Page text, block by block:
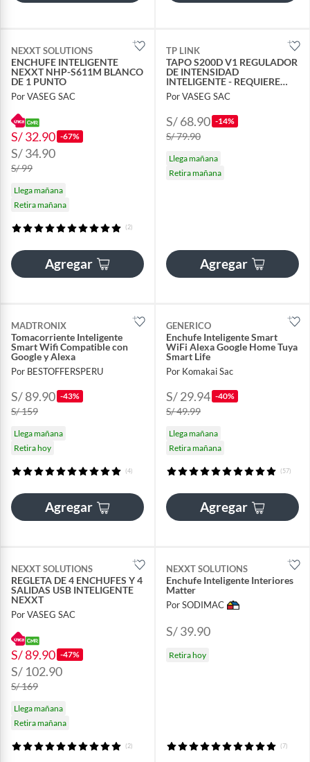
NEXXT SOLUTIONS
ENCHUFE INTELIGENTE
NEXXT NHP-S611M BLANCO
DE 1 PUNTO
Por VASEG SAC
S/ 32.90 -67%
S/ 34.90
S/ 99
Llega mañana
Retira mañana
(2)
Agregar
TP LINK
TAPO S200D V1 REGULADOR
DE INTENSIDAD
INTELIGENTE - REQUIERE
HUB
Por VASEG SAC
S/ 68.90 -14%
S/ 79.90
Llega mañana
Retira mañana
Agregar
MADTRONIX
Tomacorriente Inteligente
Smart Wifi Compatible con
Google y Alexa
Por BESTOFFERSPERU
S/ 89.90 -43%
S/ 159
Llega mañana
Retira hoy
(4)
Agregar
GENERICO
Enchufe Inteligente Smart
WiFi Alexa Google Home Tuya
Smart Life
Por Komakai Sac
S/ 29.94 -40%
S/ 49.99
Llega mañana
Retira mañana
(57)
Agregar
NEXXT SOLUTIONS
REGLETA DE 4 ENCHUFES Y 4
SALIDAS USB INTELIGENTE
NEXXT
Por VASEG SAC
S/ 89.90 -47%
S/ 102.90
S/ 169
Llega mañana
Retira mañana
(2)
NEXXT SOLUTIONS
Enchufe Inteligente Interiores
Matter
Por SODIMAC
S/ 39.90
Retira hoy
(7)